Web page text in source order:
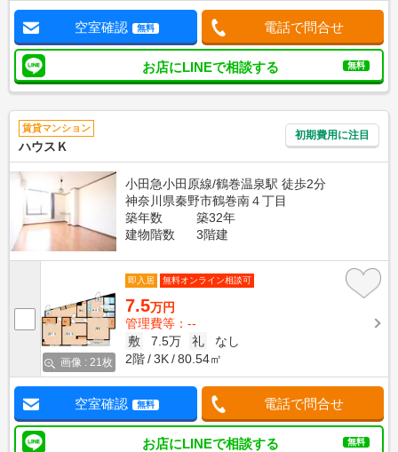
空室確認 無料 電話で問合せ
お店にLINEで相談する 無料
賃貸マンション
ハウスＫ
初期費用に注目
小田急小田原線/鶴巻温泉駅 徒歩2分
神奈川県秦野市鶴巻南４丁目
築年数
築32年
建物階数
3階建
画像 : 21枚
即入居 無料オンライン相談可
7.5万円
管理費等：--
敷
7.5万 礼
なし
2階
3K 80.54㎡
空室確認 無料 電話で問合せ
お店にLINEで相談する 無料